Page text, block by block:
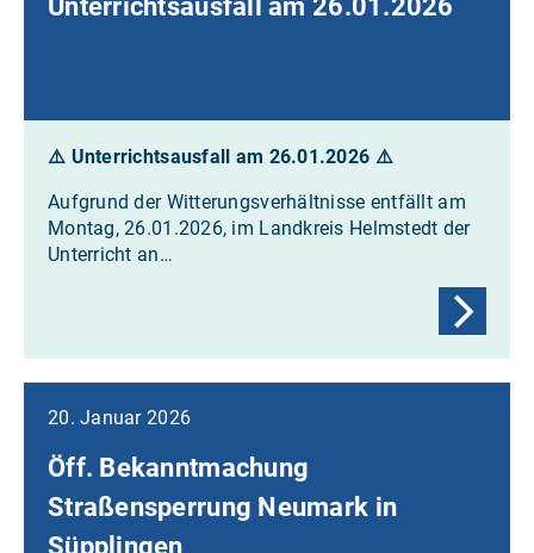
Unterrichtsausfall am 26.01.2026
⚠️ Unterrichtsausfall am 26.01.2026 ⚠️
Aufgrund der Witterungsverhältnisse entfällt am
Montag, 26.01.2026, im Landkreis Helmstedt der
Unterricht an…
20. Januar 2026
Öff. Bekanntmachung
Straßensperrung Neumark in
Süpplingen